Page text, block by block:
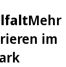
Mehr
im